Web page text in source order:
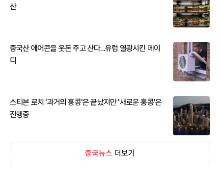
산
중국산 에어콘을 웃돈 주고 산다...유럽 열광시킨 메이
디
스티븐 로치 '과거의 홍콩'은 끝났지만 '새로운 홍콩'은
진행중
중국뉴스 더보기